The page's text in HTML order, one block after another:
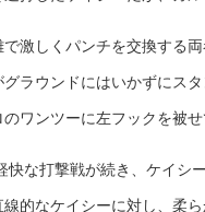
激しくパンチを交換する
グラウンドにはいかずにス
ワンツーに左フックを被せ
快な打撃戦が続き、ケイシ
的なケイシーに対し、柔